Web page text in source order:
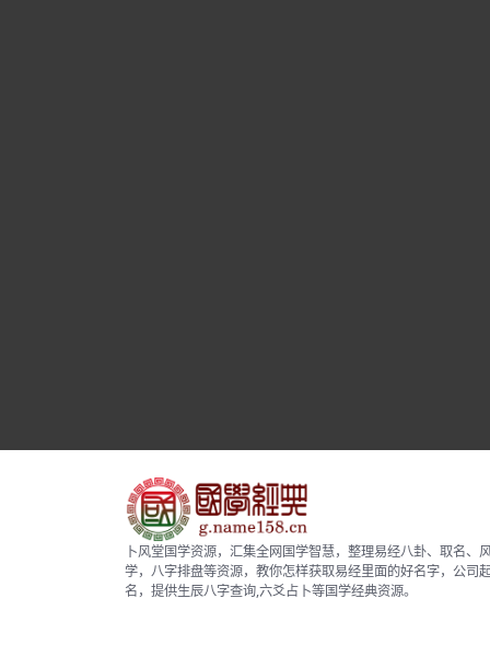
卜风堂国学资源，汇集全网国学智慧，整理易经八卦、取名、
学，八字排盘等资源，教你怎样获取易经里面的好名字，公司
名，提供生辰八字查询,六爻占卜等国学经典资源。